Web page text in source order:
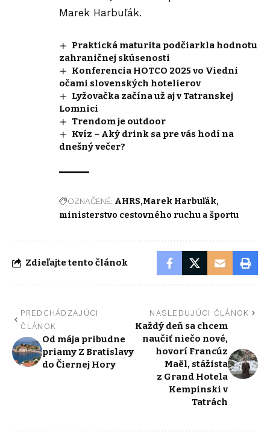
Marek Harbuľák.
Praktická maturita podčiarkla hodnotu
zahraničnej skúsenosti
Konferencia HOTCO 2025 vo Viedni
očami slovenských hotelierov
Lyžovačka začína už aj v Tatranskej
Lomnici
Trendom je outdoor
Kvíz – Aký drink sa pre vás hodí na
dnešný večer?
OZNAČENÉ: AHRS Marek Harbuľák
ministerstvo cestovného ruchu a športu
Zdieľajte tento článok
PREDCHÁDZAJÚCI
ČLÁNOK
Od mája pribudne
priamy Z Bratislavy
do Čiernej Hory
NASLEDUJÚCI ČLÁNOK
Každý deň sa chcem
naučiť niečo nové,
hovorí Francúz
Maël, stážista
z Grand Hotela
Kempinski v
Tatrách